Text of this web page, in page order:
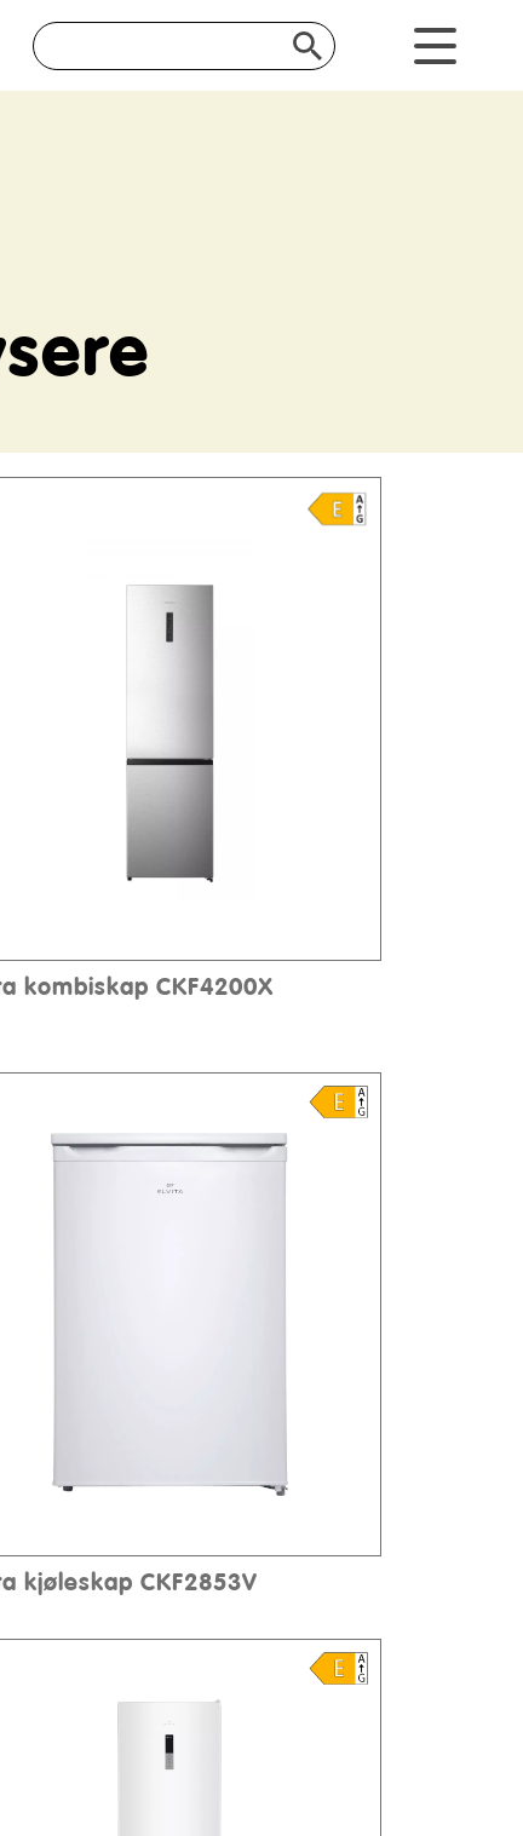
kombiskap CKF4200X
kjøleskap CKF2853V